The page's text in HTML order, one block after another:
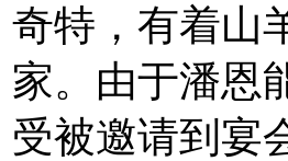
奇特，有着山
家。由于潘恩
受被邀请到宴